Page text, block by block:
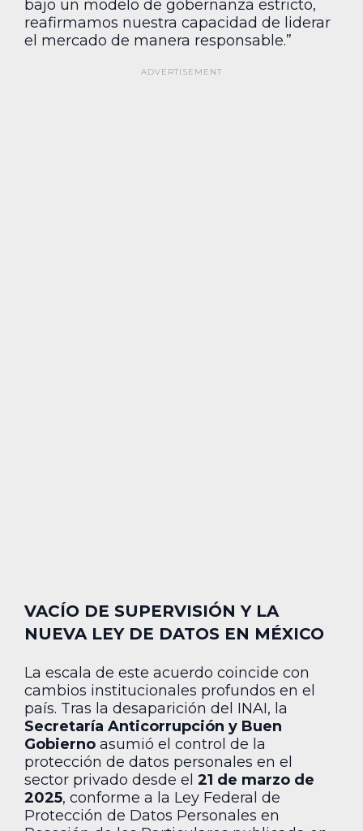
bajo un modelo de gobernanza estricto,
reafirmamos nuestra capacidad de liderar
el mercado de manera responsable.”
VACÍO DE SUPERVISIÓN Y LA
NUEVA LEY DE DATOS EN MÉXICO
La escala de este acuerdo coincide con
cambios institucionales profundos en el
país. Tras la desaparición del INAI, la
Secretaría Anticorrupción y Buen
Gobierno asumió el control de la
protección de datos personales en el
sector privado desde el 21 de marzo de
2025, conforme a la Ley Federal de
Protección de Datos Personales en